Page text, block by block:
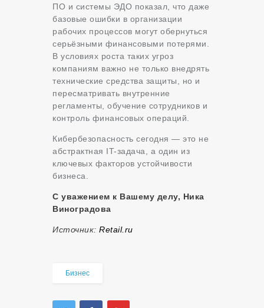
ПО и системы ЭДО показал, что даже
базовые ошибки в организации
рабочих процессов могут обернуться
серьёзными финансовыми потерями.
В условиях роста таких угроз
компаниям важно не только внедрять
технические средства защиты, но и
пересматривать внутренние
регламенты, обучение сотрудников и
контроль финансовых операций.
Кибербезопасность сегодня — это не
абстрактная IT-задача, а один из
ключевых факторов устойчивости
бизнеса.
С уважением к Вашему делу, Ника
Виноградова
Источник: Retail.ru
Бизнес